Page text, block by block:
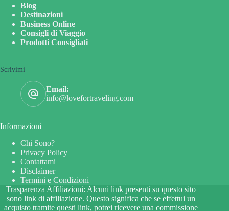
Blog
Destinazioni
Business Online
Consigli di Viaggio
Prodotti Consigliati
Scrivimi
Email:
info@lovefortraveling.com
Informazioni
Chi Sono?
Privacy Policy
Contattami
Disclaimer
Termini e Condizioni
Trasparenza Affiliazioni: Alcuni link presenti su questo sito
sono link di affiliazione. Questo significa che se effettui un
acquisto tramite questi link, potrei ricevere una commissione